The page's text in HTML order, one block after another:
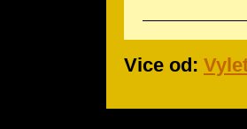
Vice od: